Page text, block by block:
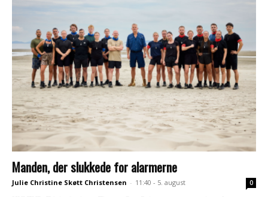
Manden, der slukkede for alarmerne
Julie Christine Skøtt Christensen - 11:40 - 5. august 0